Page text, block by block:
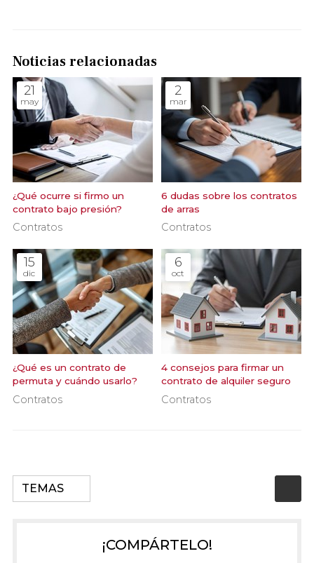
TEMAS
Noticias relacionadas
21
may
¿Qué ocurre si firmo un
contrato bajo presión?
Contratos
2
mar
6 dudas sobre los contratos
de arras
Contratos
15
dic
¿Qué es un contrato de
permuta y cuándo usarlo?
Contratos
6
oct
4 consejos para firmar un
contrato de alquiler seguro
Contratos
¡COMPÁRTELO!